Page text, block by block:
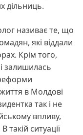
дільниць.
називає те, що
які віддали
Крім того,
залишилась
в Молдові
так і не
впливу,
такій ситуації